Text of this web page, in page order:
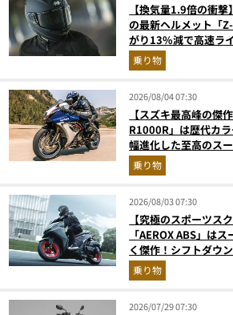
【換気量1.9倍の衝
の最新ヘルメット「
がり13%減で高速ラ
フェイス
乗り物
2026/08/04 07:30
【スズキ最高峰の傑
R1000R」は歴代カ
幅進化した至高のス
イターが解説
乗り物
2026/08/03 07:30
【究極のスポーツス
「AEROX ABS」は
く傑作！シフトダウ
ングまで最強
乗り物
2026/07/29 07:30